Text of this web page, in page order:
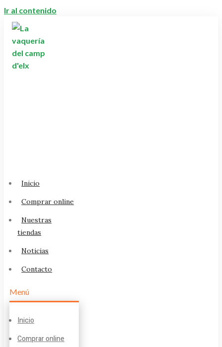
Ir al contenido
Inicio
Comprar online
Nuestras
tiendas
Noticias
Contacto
Menú
Inicio
Comprar online